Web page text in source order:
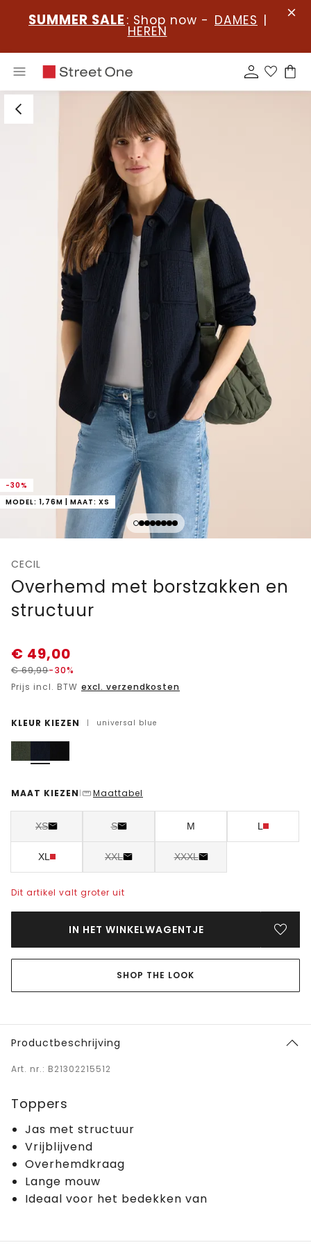
SUMMER SALE : Shop now - DAMES |
HEREN
-30%
MODEL: 1,76M | MAAT: XS
CECIL
Overhemd met borstzakken en
structuur
€ 49,00
€69,99-30%
Prijs incl. BTW excl. verzendkosten
KLEUR KIEZEN | universal blue
MAAT KIEZEN | Maattabel
XS S M L
XL XXL XXXL
Dit artikel valt groter uit
IN HET WINKELWAGENTJE
SHOP THE LOOK
Productbeschrijving
Art. nr.: B21302215512
Toppers
Jas met structuur
Vrijblijvend
Overhemdkraag
Lange mouw
Ideaal voor het bedekken van